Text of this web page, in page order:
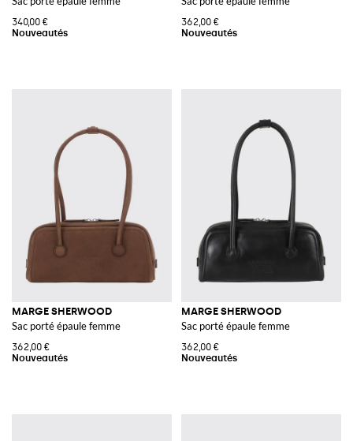
340,00 € 362,00 €
MARGE SHERWOOD
Sac porté épaule femme
362,00 €
MARGE SHERWOOD
Sac porté épaule femme
362,00 €